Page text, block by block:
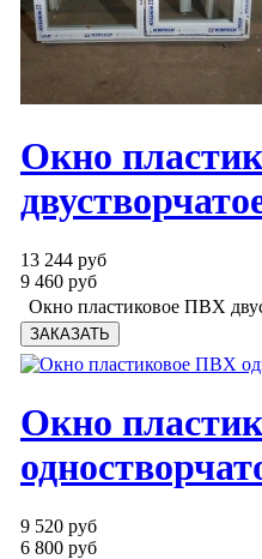
Окно
13 244 руб
9 460 руб
Окно пластиковое ПВХ
Окно
9 520 руб
6 800 руб